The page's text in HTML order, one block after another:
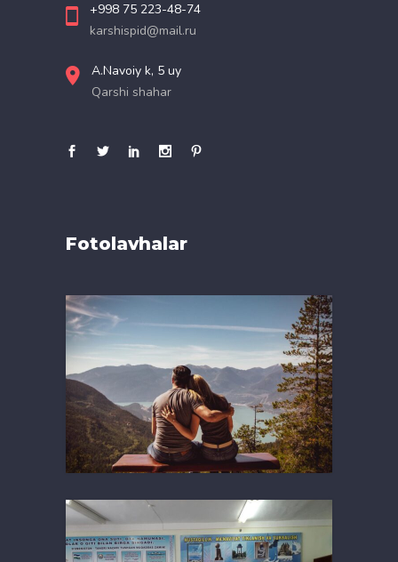
+998 75 223-48-74
karshispid@mail.ru
A.Navoiy k, 5 uy
Qarshi shahar
Fotolavhalar